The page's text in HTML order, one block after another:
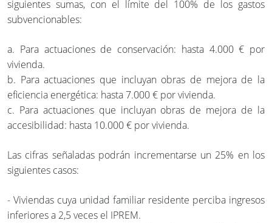
siguientes sumas, con el límite del 100% de los gastos
subvencionables:
a. Para actuaciones de conservación: hasta 4.000 € por
vivienda.
b. Para actuaciones que incluyan obras de mejora de la
eficiencia energética: hasta 7.000 € por vivienda.
c. Para actuaciones que incluyan obras de mejora de la
accesibilidad: hasta 10.000 € por vivienda.
Las cifras señaladas podrán incrementarse un 25% en los
siguientes casos:
- Viviendas cuya unidad familiar residente perciba ingresos
inferiores a 2,5 veces el IPREM.